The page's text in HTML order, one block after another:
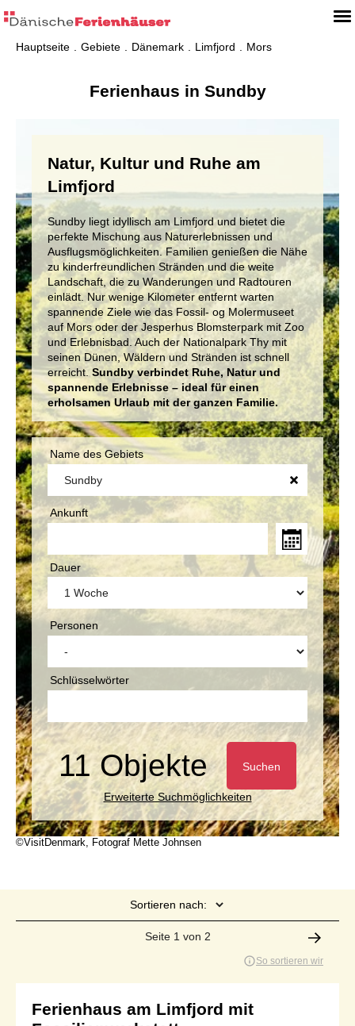
Hauptseite Gebiete Dänemark Limfjord Mors
Ferienhaus in Sundby
Natur, Kultur und Ruhe am
Limfjord
Sundby liegt idyllisch am Limfjord und bietet die
perfekte Mischung aus Naturerlebnissen und
Ausflugsmöglichkeiten. Familien genießen die Nähe
zu kinderfreundlichen Stränden und die weite
Landschaft, die zu Wanderungen und Radtouren
einlädt. Nur wenige Kilometer entfernt warten
spannende Ziele wie das Fossil- og Molermuseet
auf Mors oder der Jesperhus Blomsterpark mit Zoo
und Erlebnisbad. Auch der Nationalpark Thy mit
seinen Dünen, Wäldern und Stränden ist schnell
erreicht. Sundby verbindet Ruhe, Natur und
spannende Erlebnisse – ideal für einen
erholsamen Urlaub mit der ganzen Familie.
Name des Gebiets
Ankunft
Dauer
Personen
Schlüsselwörter
11 Objekte Suchen
Erweiterte Suchmöglichkeiten
©VisitDenmark, Fotograf Mette Johnsen
Sortieren nach:
Seite 1 von 2
So sortieren wir
Ferienhaus am Limfjord mit